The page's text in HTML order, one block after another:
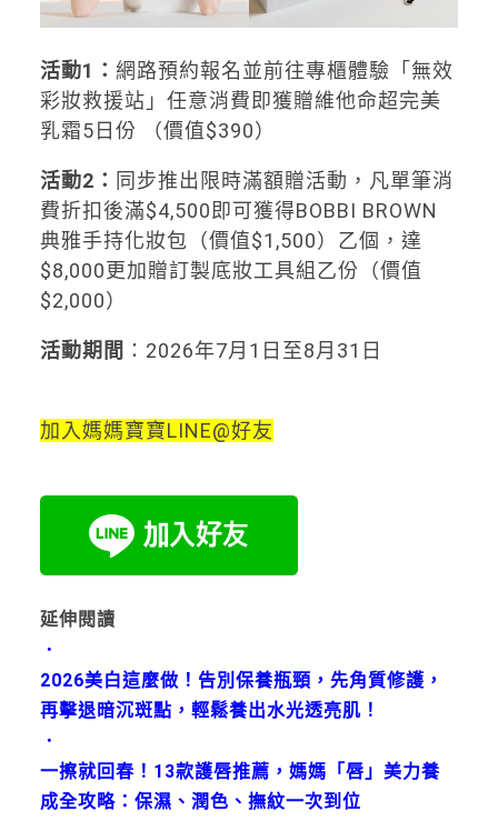
活動1： 網路預約報名並前往專櫃體驗「無效
彩妝救援站」任意消費即獲贈維他命超完美
乳霜5日份 （價值$390）
活動2： 同步推出限時滿額贈活動，凡單筆消
費折扣後滿$4,500即可獲得BOBBI BROWN
典雅手持化妝包（價值$1,500）乙個，達
$8,000更加贈訂製底妝工具組乙份（價值
$2,000）
活動期間 ：2026年7月1日至8月31日
加入媽媽寶寶LINE@好友
延伸閱讀
．
2026美白這麼做！告別保養瓶頸，先角質修護，
再擊退暗沉斑點，輕鬆養出水光透亮肌！
．
一擦就回春！13款護唇推薦，媽媽「唇」美力養
成全攻略：保濕、潤色、撫紋一次到位